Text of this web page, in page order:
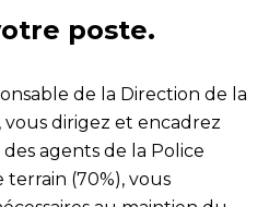
poste.
de la Direction de la
dirigez et encadrez
agents de la Police
(70%), vous